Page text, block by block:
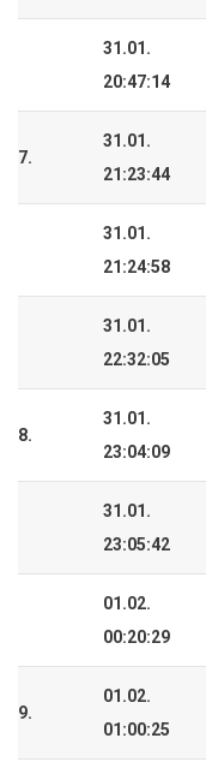
31.01.
20:47:14
7.
31.01.
21:23:44
31.01.
21:24:58
31.01.
22:32:05
8.
31.01.
23:04:09
31.01.
23:05:42
01.02.
00:20:29
9.
01.02.
01:00:25